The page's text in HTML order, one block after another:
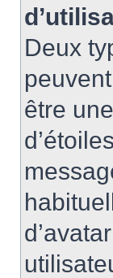
Deux
être